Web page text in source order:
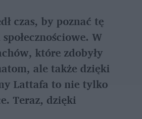
czas, by poznać tę
W
które zdobyły
ale także dzięki
Lattafa to nie tylko
Teraz, dzięki